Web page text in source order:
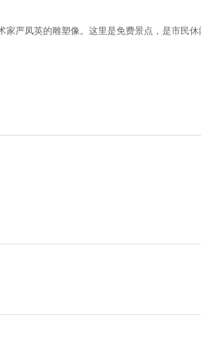
严凤英的雕塑像。这里是免费景点，是市民